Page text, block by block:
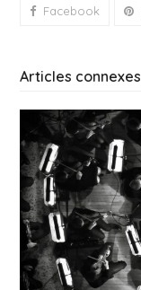
Facebook
Articles connexes